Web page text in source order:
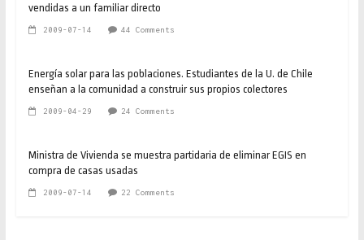
vendidas a un familiar directo
2009-07-14 44 Comments
Energía solar para las poblaciones. Estudiantes de la U. de Chile
enseñan a la comunidad a construir sus propios colectores
2009-04-29 24 Comments
Ministra de Vivienda se muestra partidaria de eliminar EGIS en
compra de casas usadas
2009-07-14 22 Comments